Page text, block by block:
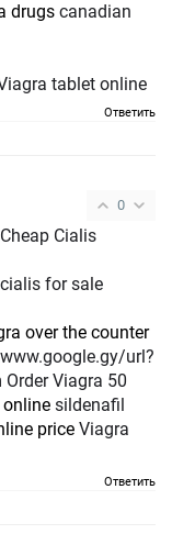
drugs canadian
tablet online
Ответить
0
Cialis
for sale
over the counter
Viagra 50
online sildenafil
price Viagra
Ответить